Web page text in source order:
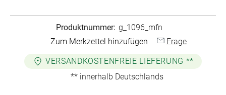
Produktnummer: g_1096_mfn
Zum Merkzettel hinzufügen
Frage
VERSANDKOSTENFREIE LIEFERUNG **
** innerhalb Deutschlands